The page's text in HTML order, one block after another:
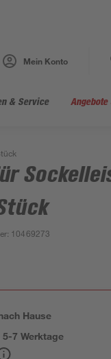
Mein Konto
& Service
: 10469273
Hause
5-7 Werktage